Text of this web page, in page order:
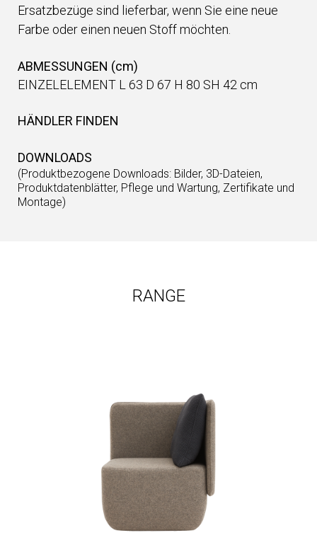
Ersatzbezüge sind lieferbar, wenn Sie eine neue
Farbe oder einen neuen Stoff möchten.
ABMESSUNGEN (cm)
EINZELELEMENT L 63 D 67 H 80 SH 42 cm
HÄNDLER FINDEN
DOWNLOADS
(Produktbezogene Downloads: Bilder, 3D-Dateien,
Produktdatenblätter, Pflege und Wartung, Zertifikate und
Montage)
RANGE